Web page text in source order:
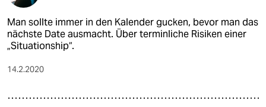
Man sollte immer in den Kalender gucken, bevor man das
nächste Date ausmacht. Über terminliche Risiken einer
„Situationship“.
14.2.2020